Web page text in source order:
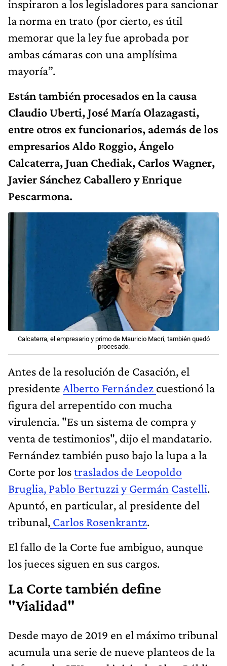
inspiraron a los legisladores para sancionar
la norma en trato (por cierto, es útil
memorar que la ley fue aprobada por
ambas cámaras con una amplísima
mayoría”.
Están también procesados en la causa
Claudio Uberti, José María Olazagasti,
entre otros ex funcionarios, además de los
empresarios Aldo Roggio, Ángelo
Calcaterra, Juan Chediak, Carlos Wagner,
Javier Sánchez Caballero y Enrique
Pescarmona.
Calcaterra, el empresario y primo de Mauricio Macri, también quedó
procesado.
Antes de la resolución de Casación, el
presidente Alberto Fernández cuestionó la
figura del arrepentido con mucha
virulencia. "Es un sistema de compra y
venta de testimonios", dijo el mandatario.
Fernández también puso bajo la lupa a la
Corte por lostraslados de Leopoldo
Bruglia, Pablo Bertuzzi y Germán Castelli.
Apuntó, en particular, al presidente del
tribunal, Carlos Rosenkrantz.
El fallo de la Corte fue ambiguo, aunque
los jueces siguen en sus cargos.
La Corte también define
"Vialidad"
Desde mayo de 2019 en el máximo tribunal
acumula una serie de nueve planteos de la